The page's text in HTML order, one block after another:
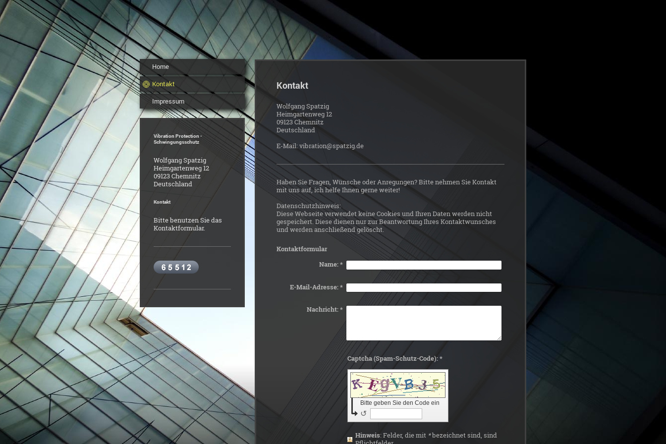
Home
Kontakt
Impressum
Vibration Protection -
Schwingungsschutz
WolfgangSpatzig
Heimgartenweg12
09123Chemnitz
Deutschland
Kontakt
Bitte benutzen Sie das
Kontaktformular.
Kontakt
Wolfgang Spatzig
Heimgartenweg 12
09123 Chemnitz
Deutschland
E-Mail:vibration@spatzig.de
Haben Sie Fragen, Wünsche oder Anregungen? Bitte nehmen Sie Kontakt
mit uns auf, ich helfe Ihnen gerne weiter!
Datenschutzhinweis:
Diese Webseite verwendet keine Cookies und Ihren Daten werden nicht
gespeichert. Diese dienen nur zur Beantwortung Ihres Kontaktwunsches
und werden anschließend gelöscht.
Kontaktformular
Name:*
E-Mail-Adresse:*
Nachricht:*
Captcha (Spam-Schutz-Code): *
Bitte geben Sie den Code ein
↺
Hinweis : Felder, die mit *bezeichnet sind, sind